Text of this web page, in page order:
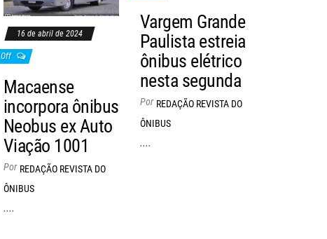
16 de abril de 2024
Off
Macaense
incorpora ônibus
Neobus ex Auto
Viação 1001
Por REDAÇÃO REVISTA DO
ÔNIBUS
....
Vargem Grande
Paulista estreia
ônibus elétrico
nesta segunda
Por REDAÇÃO REVISTA DO
ÔNIBUS
....